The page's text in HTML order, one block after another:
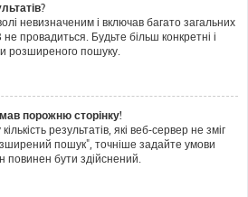
невизначеним і включав багато загальних
провадиться. Будьте більш конкретні і
розширеного пошуку.
порожню сторінку!
результатів, які веб-сервер не зміг
пошук", точніше задайте умови
повинен бути здійснений.